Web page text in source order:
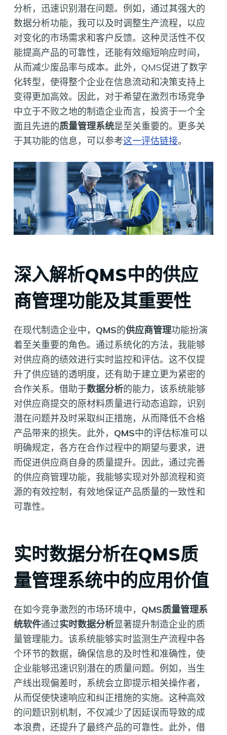
分析，迅速识别潜在问题。例如，通过其强大的
数据分析功能，我可以及时调整生产流程，以应
对变化的市场需求和客户反馈。这种灵活性不仅
能提高产品的可靠性，还能有效缩短响应时间，
从而减少废品率与成本。此外，QMS促进了数字
化转型，使得整个企业在信息流动和决策支持上
变得更加高效。因此，对于希望在激烈市场竞争
中立于不败之地的制造企业而言，投资于一个全
面且先进的质量管理系统是至关重要的。更多关
于其功能的信息，可以参考这一评估链接。
深入解析QMS中的供应
商管理功能及其重要性
在现代制造企业中， QMS的供应商管理功能扮演
着至关重要的角色。通过系统化的方法，我能够
对供应商的绩效进行实时监控和评估。这不仅提
升了供应链的透明度，还有助于建立更为紧密的
合作关系。借助于数据分析的能力，该系统能够
对供应商提交的原材料质量进行动态追踪，识别
潜在问题并及时采取纠正措施，从而降低不合格
产品带来的损失。此外， QMS中的评估标准可以
明确规定，各方在合作过程中的期望与要求，进
而促进供应商自身的质量提升。因此，通过完善
的供应商管理功能，我能够实现对外部流程和资
源的有效控制，有效地保证产品质量的一致性和
可靠性。
实时数据分析在QMS质
量管理系统中的应用价值
在如今竞争激烈的市场环境中， QMS质量管理系
统软件通过实时数据分析显著提升制造企业的质
量管理能力。该系统能够实时监测生产流程中各
个环节的数据，确保信息的及时性和准确性，使
企业能够迅速识别潜在的质量问题。例如，当生
产线出现偏差时，系统会立即提示相关操作者，
从而促使快速响应和纠正措施的实施。这种高效
的问题识别机制，不仅减少了因延误而导致的成
本浪费，还提升了最终产品的可靠性。此外，借